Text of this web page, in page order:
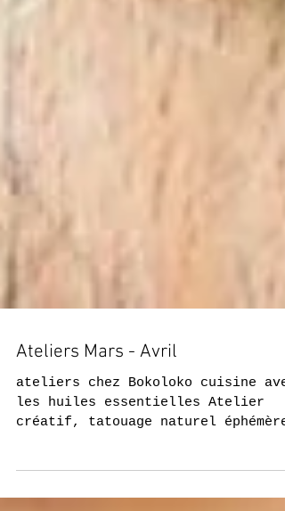
Ateliers Mars - Avril
ateliers chez Bokoloko cuisine
créatif, tatouage naturel éphémère